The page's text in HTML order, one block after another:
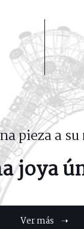
pieza a
joya
Ver más ➝